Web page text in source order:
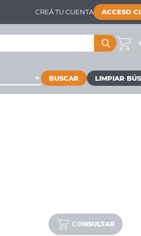
CREÁ TU CUENTA ACCESO
BUSCAR
CONSULTAR